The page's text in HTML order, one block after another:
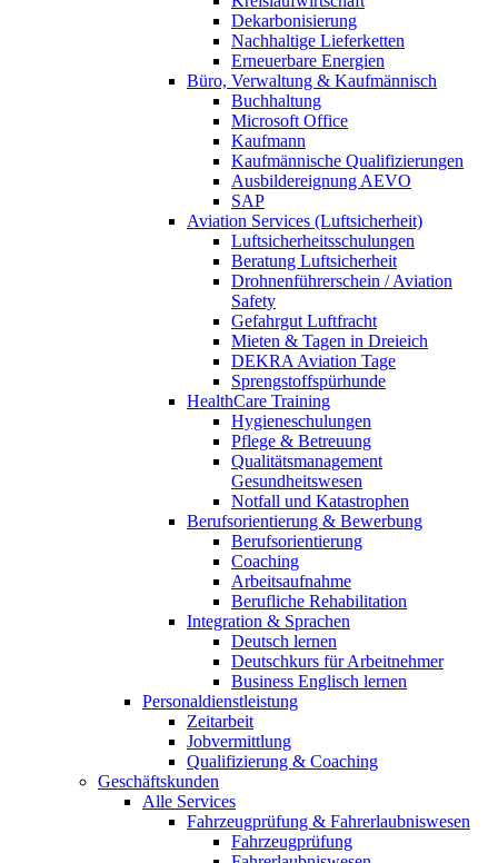
Dekarbonisierung
Nachhaltige Lieferketten
Erneuerbare Energien
Büro, Verwaltung & Kaufmännisch
Buchhaltung
Microsoft Office
Kaufmann
Kaufmännische Qualifizierungen
Ausbildereignung AEVO
SAP
Aviation Services (Luftsicherheit)
Luftsicherheitsschulungen
Beratung Luftsicherheit
Drohnenführerschein / Aviation
Safety
Gefahrgut Luftfracht
Mieten & Tagen in Dreieich
DEKRA Aviation Tage
Sprengstoffspürhunde
HealthCare Training
Hygieneschulungen
Pflege & Betreuung
Qualitätsmanagement
Gesundheitswesen
Notfall und Katastrophen
Berufsorientierung & Bewerbung
Berufsorientierung
Coaching
Arbeitsaufnahme
Berufliche Rehabilitation
Integration & Sprachen
Deutsch lernen
Deutschkurs für Arbeitnehmer
Business Englisch lernen
Personaldienstleistung
Zeitarbeit
Jobvermittlung
Qualifizierung & Coaching
Geschäftskunden
Alle Services
Fahrzeugprüfung & Fahrerlaubniswesen
Fahrzeugprüfung